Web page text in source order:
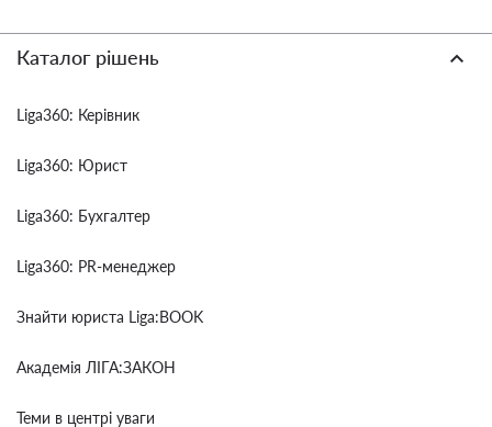
Каталог рішень
Liga360: Керівник
Liga360: Юрист
Liga360: Бухгалтер
Liga360: PR-менеджер
Знайти юриста Liga:BOOK
Академія ЛІГА:ЗАКОН
Теми в центрі уваги